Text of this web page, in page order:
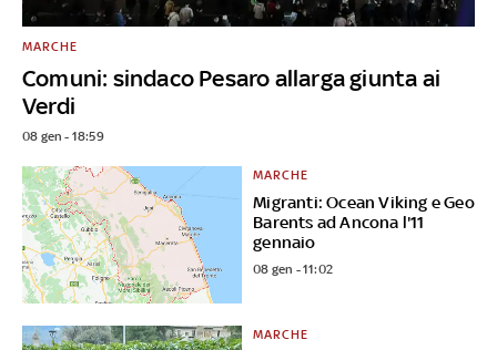
Comuni: sindaco Pesaro allarga giunta ai
Verdi
MARCHE
08 gen - 18:59
Migranti: Ocean Viking e Geo
Barents ad Ancona l'11
gennaio
MARCHE
08 gen - 11:02
MARCHE